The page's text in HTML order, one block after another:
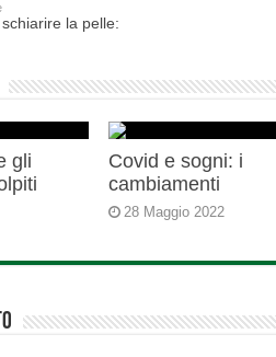
la pelle:
gli
Covid e sogni: i
cambiamenti
28 Maggio 2022